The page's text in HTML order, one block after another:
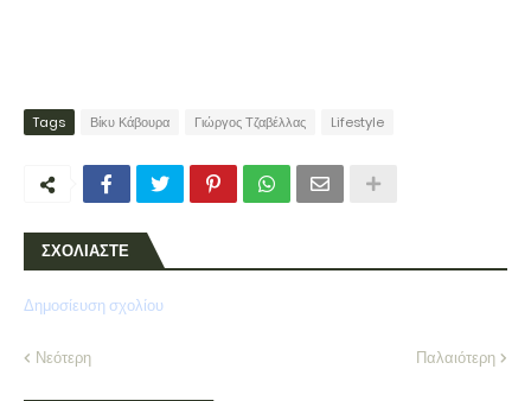
Tags Βίκυ Κάβουρα Γιώργος Τζαβέλλας Lifestyle
ΣΧΟΛΙΑΣΤΕ
Δημοσίευση σχολίου
Νεότερη Παλαιότερη